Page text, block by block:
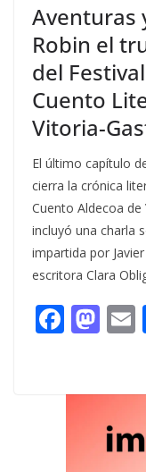
Aventuras
Robin el
del
Cuento
Vitoria-
El último capítulo
cierra la crónica
Cuento Aldecoa
incluyó una charla
impartida por
escritora Clara
F
b
M
d
o
n
l